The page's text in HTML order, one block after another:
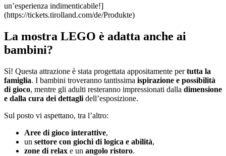
un’esperienza indimenticabile!]
(https://tickets.tirolland.com/de/Produkte)
La mostra LEGO è adatta anche ai
bambini?
Sì! Questa attrazione è stata progettata appositamente pertutta la
famiglia. I bambini troveranno tantissima ispirazione e possibilità
di gioco, mentre gli adulti resteranno impressionati dalla dimensione
e dalla cura dei dettagli dell’esposizione.
Sul posto vi aspettano, tra l’altro:
Aree di gioco interattive,
un settore con giochi di logica e abilità,
zone di relax e un angolo ristoro.